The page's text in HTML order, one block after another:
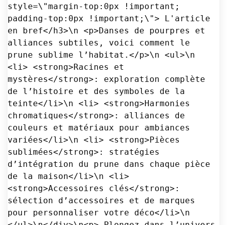
style=\"margin-top:0px !important;
padding-top:0px !important;\"> L'article
en bref</h3>\n <p>Danses de pourpres et
alliances subtiles, voici comment le
prune sublime l’habitat.</p>\n <ul>\n
<li> <strong>Racines et
mystères</strong>: exploration complète
de l’histoire et des symboles de la
teinte</li>\n <li> <strong>Harmonies
chromatiques</strong>: alliances de
couleurs et matériaux pour ambiances
variées</li>\n <li> <strong>Pièces
sublimées</strong>: stratégies
d’intégration du prune dans chaque pièce
de la maison</li>\n <li>
<strong>Accessoires clés</strong>:
sélection d’accessoires et de marques
pour personnaliser votre déco</li>\n